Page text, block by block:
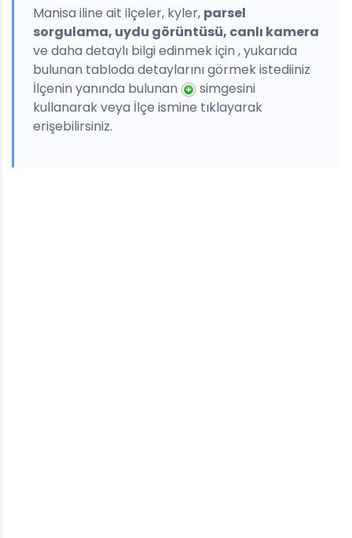
Manisa iline ait ilçeler, kyler, parsel
sorgulama, uydu görüntüsü, canlı kamera
ve daha detaylı bilgi edinmek için , yukarıda
bulunan tabloda detaylarını görmek istediiniz
İlçenin yanında bulunan
simgesini
kullanarak veya İlçe ismine tıklayarak
erişebilirsiniz.